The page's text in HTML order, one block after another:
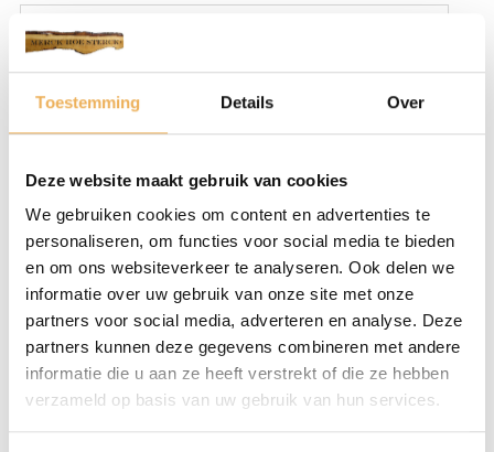
Toestemming Details Over
Deze website maakt gebruik van cookies
We gebruiken cookies om content en advertenties te
personaliseren, om functies voor social media te bieden
en om ons websiteverkeer te analyseren. Ook delen we
informatie over uw gebruik van onze site met onze
partners voor social media, adverteren en analyse. Deze
partners kunnen deze gegevens combineren met andere
informatie die u aan ze heeft verstrekt of die ze hebben
verzameld op basis van uw gebruik van hun services.
Wees de eerste om “Komgrepen” te beoordelen
Je e-mailadres wordt niet gepubliceerd.
Vereiste velden zijn gemarkeerd met*
Je waardering *